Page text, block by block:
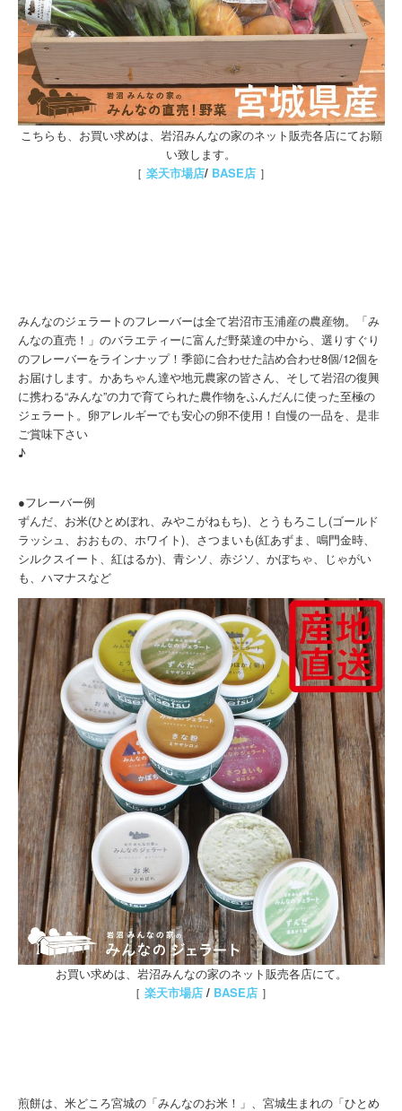
こちらも、お買い求めは、岩沼みんなの家のネット販売各店にてお願
い致します。
［ 楽天市場店/ BASE店 ］
みんなのジェラートのフレーバーは全て岩沼市玉浦産の農産物。「み
んなの直売！」のバラエティーに富んだ野菜達の中から、選りすぐり
のフレーバーをラインナップ！季節に合わせた詰め合わせ8個/12個を
お届けします。かあちゃん達や地元農家の皆さん、そして岩沼の復興
に携わる“みんな”の力で育てられた農作物をふんだんに使った至極の
ジェラート。卵アレルギーでも安心の卵不使用！自慢の一品を、是非
ご賞味下さい
♪
●フレーバー例
ずんだ、お米(ひとめぼれ、みやこがねもち)、とうもろこし(ゴールド
ラッシュ、おおもの、ホワイト)、さつまいも(紅あずま、鳴門金時、
シルクスイート、紅はるか)、青シソ、赤ジソ、かぼちゃ、じゃがい
も、ハマナスなど
お買い求めは、岩沼みんなの家のネット販売各店にて。
［ 楽天市場店 / BASE店 ］
煎餅は、米どころ宮城の「みんなのお米！」、宮城生まれの「ひとめ